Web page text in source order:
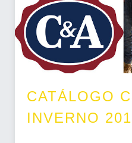
CATÁLOGO
INVERNO